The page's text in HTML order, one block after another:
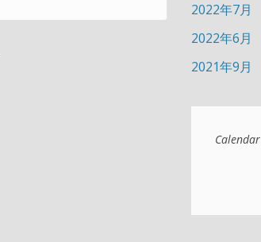
2022年7月
2022年6月
2021年9月
Calendar